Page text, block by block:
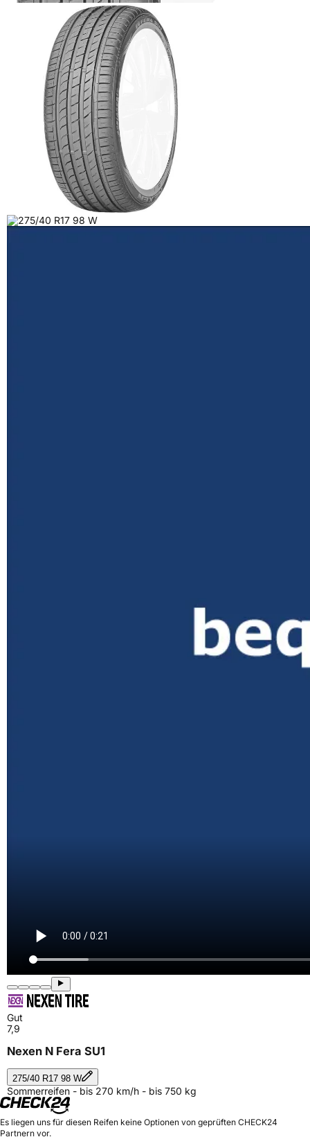
Gut
7,9
Nexen N Fera SU1
275/40 R17 98 W
Sommerreifen - bis 270 km/h - bis 750 kg
Es liegen uns für diesen Reifen keine Optionen von geprüften CHECK24
Partnern vor.